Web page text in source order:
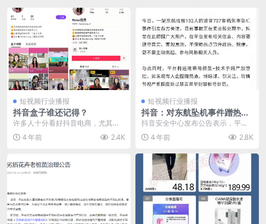
短视频行业播报
抖音盒子谁还记得？
许多人十分看好抖音电商，尤其是
当抖音朝着万亿电商迈进的时候，
大家都认为抖音盒子电...
4 年前 2.4K
短视频行业播报
抖音：对东航坠机事件蹭热、
玩梗、网暴行为 视情节严重禁
抖音安全中心发布公告表示，平台
发布相关信息、内容要遵守真实、
客观原则，不借助热点...
4 年前 2.8K